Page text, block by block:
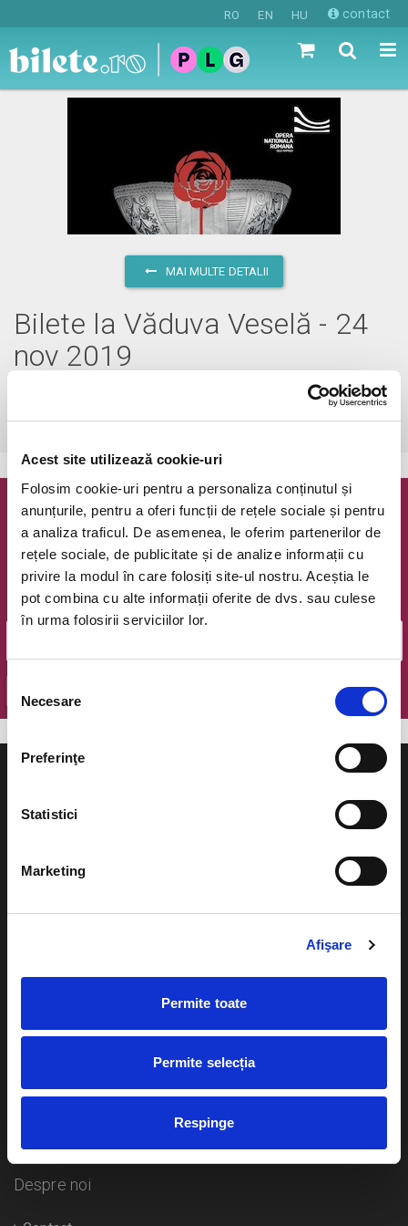
Acest site utilizează cookie-uri
Folosim cookie-uri pentru a personaliza conținutul și
anunțurile, pentru a oferi funcții de rețele sociale și pentru
a analiza traficul. De asemenea, le oferim partenerilor de
rețele sociale, de publicitate și de analize informații cu
privire la modul în care folosiți site-ul nostru. Aceștia le
pot combina cu alte informații oferite de dvs. sau culese
în urma folosirii serviciilor lor.
consimțământului
Necesare
Preferinţe
Statistici
Marketing
Afişare
Permite toate
Permite selecția
Respinge
RO EN HU contact
MAI MULTE DETALII
Bilete la Văduva Veselă - 24
nov 2019
Cluj-Napoca, Opera Romanavezi pe harta
Newsletter @ Bilete.ro
Oferte exclusive si o editie saptamanala cu cele mai noi
evenimente.
Email
Plata online sau cash
Livrare prin curier
Duplicare bilete
Concerte si
Despre noi